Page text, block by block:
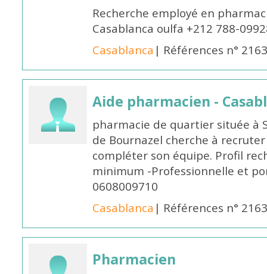
Recherche employé en
Casablanca oulfa +212 788-
Casablanca | Références n°
Aide pharmacien -
pharmacie de quartier située à
de Bournazel cherche à
compléter son équipe. Profil
minimum -Professionnelle et
0608009710
Casablanca | Références n°
Pharmacien